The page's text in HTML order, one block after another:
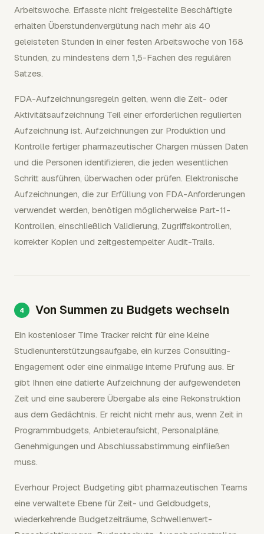
Arbeitswoche. Erfasste nicht freigestellte Beschäftigte
erhalten Überstundenvergütung nach mehr als 40
geleisteten Stunden in einer festen Arbeitswoche von 168
Stunden, zu mindestens dem 1,5-Fachen des regulären
Satzes.
FDA-Aufzeichnungsregeln gelten, wenn die Zeit- oder
Aktivitätsaufzeichnung Teil einer erforderlichen regulierten
Aufzeichnung ist. Aufzeichnungen zur Produktion und
Kontrolle fertiger pharmazeutischer Chargen müssen Daten
und die Personen identifizieren, die jeden wesentlichen
Schritt ausführen, überwachen oder prüfen. Elektronische
Aufzeichnungen, die zur Erfüllung von FDA-Anforderungen
verwendet werden, benötigen möglicherweise Part-11-
Kontrollen, einschließlich Validierung, Zugriffskontrollen,
korrekter Kopien und zeitgestempelter Audit-Trails.
Von Summen zu Budgets wechseln
Ein kostenloser Time Tracker reicht für eine kleine
Studienunterstützungsaufgabe, ein kurzes Consulting-
Engagement oder eine einmalige interne Prüfung aus. Er
gibt Ihnen eine datierte Aufzeichnung der aufgewendeten
Zeit und eine sauberere Übergabe als eine Rekonstruktion
aus dem Gedächtnis. Er reicht nicht mehr aus, wenn Zeit in
Programmbudgets, Anbieteraufsicht, Personalpläne,
Genehmigungen und Abschlussabstimmung einfließen
muss.
Everhour Project Budgeting gibt pharmazeutischen Teams
eine verwaltete Ebene für Zeit- und Geldbudgets,
wiederkehrende Budgetzeiträume, Schwellenwert-